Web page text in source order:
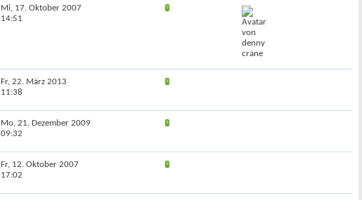
Mi, 17. Oktober 2007
14:51
Fr, 22. März 2013
11:38
Mo, 21. Dezember 2009
09:32
Fr, 12. Oktober 2007
17:02